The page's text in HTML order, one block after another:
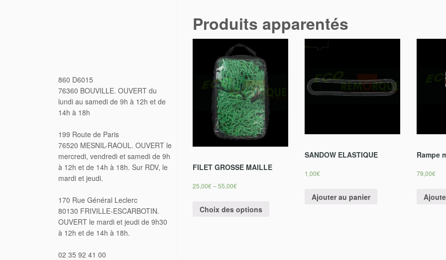
860 D6015
76360 BOUVILLE. OUVERT du
lundi au samedi de 9h à 12h et de
14h à 18h
199 Route de Paris
76520 MESNIL-RAOUL. OUVERT le
mercredi, vendredi et samedi de 9h
à 12h et de 14h à 18h. Sur RDV, le
mardi et jeudi.
170 Rue Général Leclerc
80130 FRIVILLE-ESCARBOTIN.
OUVERT le mardi et jeudi de 9h30
à 12h et de 14h à 18h.
02 35 92 41 00
Produits apparentés
FILET GROSSE MAILLE
25,00€–55,00€
Choix des options
SANDOW ELASTIQUE
1,00€
Ajouter au panier
Rampe
79,00€